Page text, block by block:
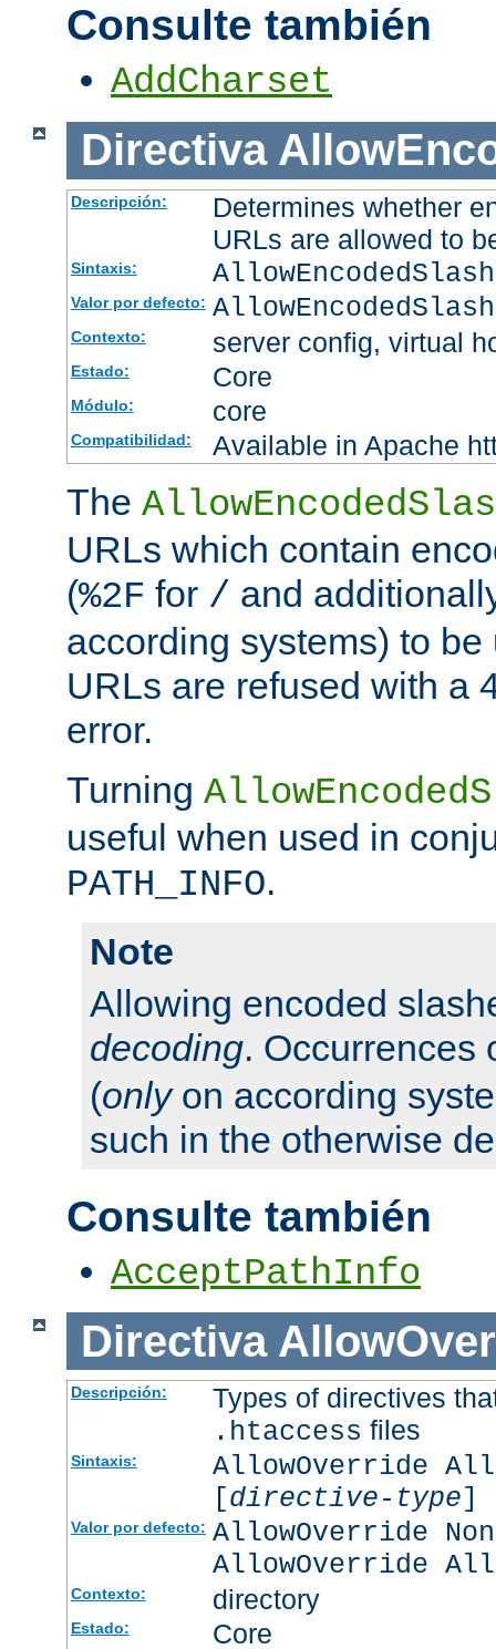
Consulte también
AddCharset
Directiva
Descripción:
Determines whether
URLs are allowed to
Sintaxis:
Valor por defecto:
Contexto: server config, virtual
Estado: Core
Módulo: core
Compatibilidad: Available in Apache
The
URLs which contain
(%2F for / and
according systems) to
URLs are refused with a
error.
Turning
useful when used in
PATH_INFO.
Note
Allowing encoded
decoding. Occurrences
(onlyon according
such in the otherwise
Consulte también
AcceptPathInfo
Directiva
Descripción: Types of directives
.htaccess files
Sintaxis:
AllowOverride
[directive-type]
Valor por defecto: AllowOverride
AllowOverride
Contexto: directory
Estado: Core